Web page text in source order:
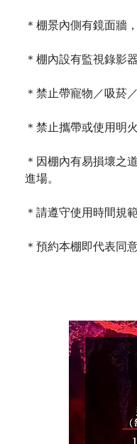
＊棚景內側有鏡面牆
＊棚內設有監視錄影
＊禁止帶寵物／吸菸
＊禁止攜帶或使用明
＊因棚內有易損壞之
進場。
＊請遵守使用時間規
＊預約本棚即代表同